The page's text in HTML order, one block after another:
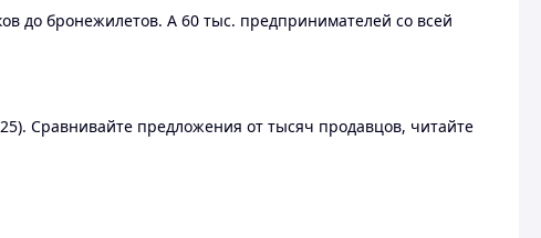
до бронежилетов. А 60 тыс. предпринимателей со всей
Сравнивайте предложения от тысяч продавцов, читайте